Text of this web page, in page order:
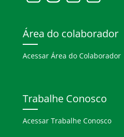
Área do colaborador
Acessar Área do Colaborador
Trabalhe Conosco
Acessar Trabalhe Conosco